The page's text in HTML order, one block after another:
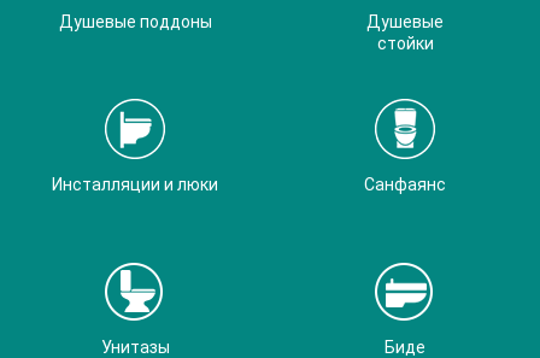
Душевые поддоны
Душевые
стойки
Инсталляции и люки Санфаянс
Унитазы Биде